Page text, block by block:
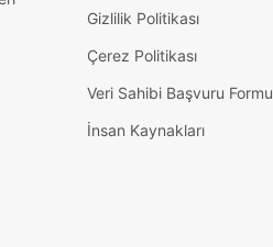
Gizlilik Politikası
Çerez Politikası
Veri Sahibi Başvuru Formu
İnsan Kaynakları